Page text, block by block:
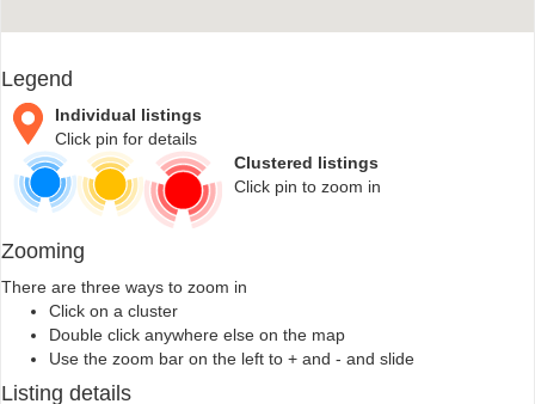
Legend
Individual listings
Click pin for details
Clustered listings
Click pin to zoom in
Zooming
There are three ways to zoom in
Click on a cluster
Double click anywhere else on the map
Use the zoom bar on the left to + and - and slide
Listing details